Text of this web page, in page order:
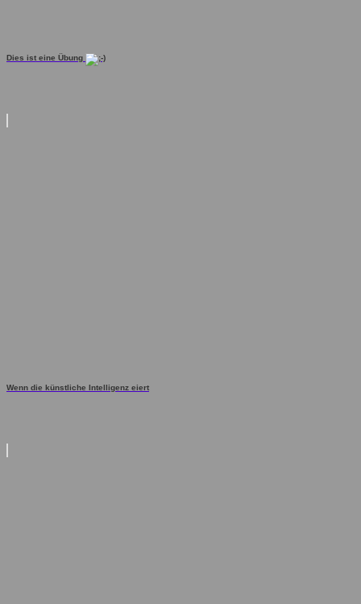
Dies ist eine Übung
Wenn die künstliche Intelligenz eiert